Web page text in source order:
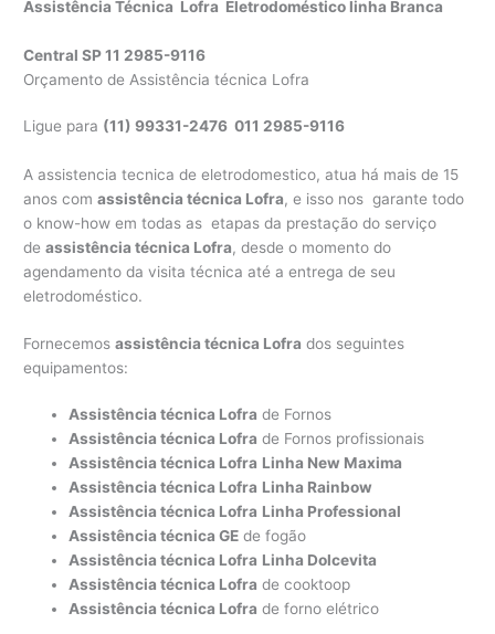
Assistência Técnica Lofra Eletrodoméstico linha Branca
Central SP 11 2985-9116
Orçamento de Assistência técnica Lofra
Ligue para (11) 99331-2476 011 2985-9116
A assistencia tecnica de eletrodomestico, atua há mais de 15
anos comassistência técnica Lofra, e isso nos garante todo
o know-how em todas as etapas da prestação do serviço
deassistência técnica Lofra, desde o momento do
agendamento da visita técnica até a entrega de seu
eletrodoméstico.
Fornecemosassistência técnica Lofra dos seguintes
equipamentos:
Assistência técnica Lofra de Fornos
Assistência técnica Lofra de Fornos profissionais
Assistência técnica Lofra Linha New Maxima
Assistência técnica Lofra Linha Rainbow
Assistência técnica Lofra Linha Professional
Assistência técnica GE de fogão
Assistência técnica Lofra Linha Dolcevita
Assistência técnica Lofra de cooktoop
Assistência técnica Lofra de forno elétrico